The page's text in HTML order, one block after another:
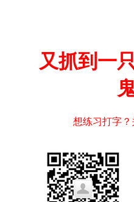
又抓到一
想练习打字？